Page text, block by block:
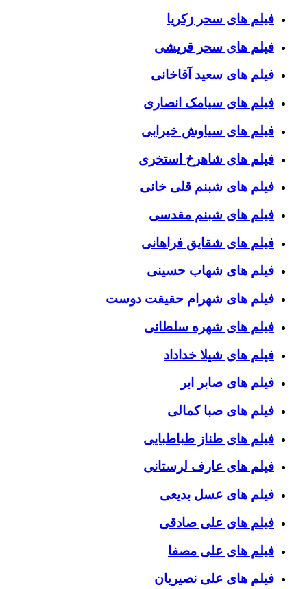
فیلم های سحر زکریا
فیلم های سحر قریشی
فیلم های سعید آقاخانی
فیلم های سیامک انصاری
فیلم های سیاوش خیرابی
فیلم های شاهرخ استخری
فیلم های شبنم قلی خانی
فیلم های شبنم مقدسی
فیلم های شقایق فراهانی
فیلم های شهاب حسینی
فیلم های شهرام حقیقت دوست
فیلم های شهره سلطانی
فیلم های شیلا خداداد
فیلم های صابر ابر
فیلم های صبا کمالی
فیلم های طناز طباطبایی
فیلم های عارف لرستانی
فیلم های عسل بدیعی
فیلم های علی صادقی
فیلم های علی مصفا
فیلم های علی نصیریان